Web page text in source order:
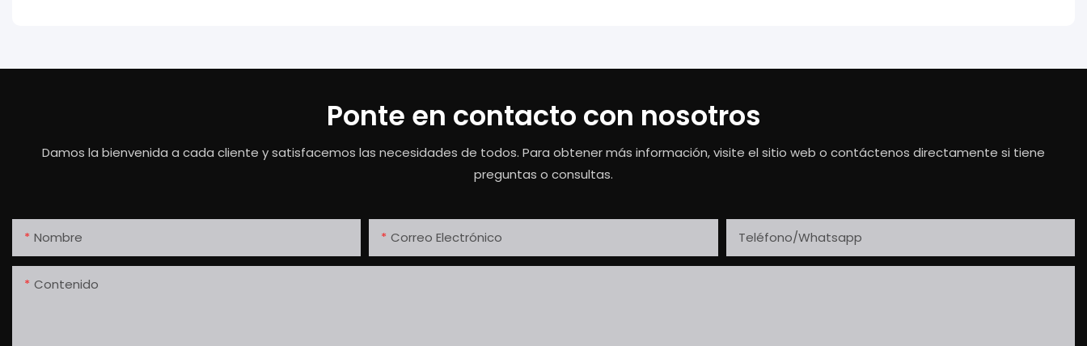
Ponte en contacto con nosotros
Damos la bienvenida a cada cliente y satisfacemos las necesidades de todos. Para obtener más información, visite el sitio web o contáctenos directamente si tiene
preguntas o consultas.
Nombre Correo Electrónico Teléfono/whatsapp
Contenido